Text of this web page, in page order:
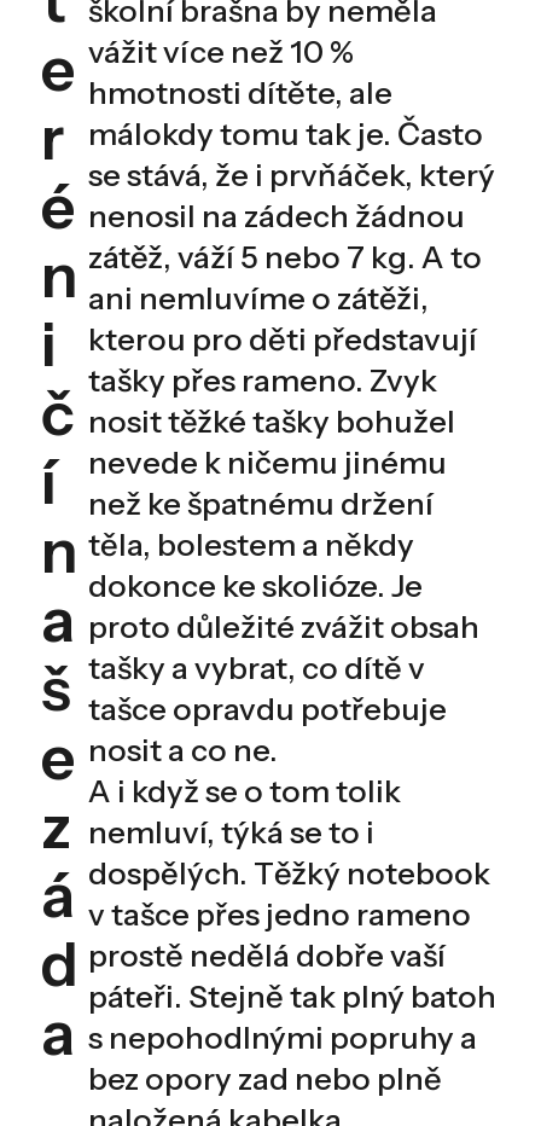
e
r
é
n
i
č
í
n
a
š
e
z
á
d
a
školní brašna by neměla
vážit více než 10 %
hmotnosti dítěte, ale
málokdy tomu tak je. Často
se stává, že i prvňáček, který
nenosil na zádech žádnou
zátěž, váží 5 nebo 7 kg. A to
ani nemluvíme o zátěži,
kterou pro děti představují
tašky přes rameno. Zvyk
nosit těžké tašky bohužel
nevede k ničemu jinému
než ke špatnému držení
těla, bolestem a někdy
dokonce ke skolióze. Je
proto důležité zvážit obsah
tašky a vybrat, co dítě v
tašce opravdu potřebuje
nosit a co ne.
A i když se o tom tolik
nemluví, týká se to i
dospělých. Těžký notebook
v tašce přes jedno rameno
prostě nedělá dobře vaší
páteři. Stejně tak plný batoh
s nepohodlnými popruhy a
bez opory zad nebo plně